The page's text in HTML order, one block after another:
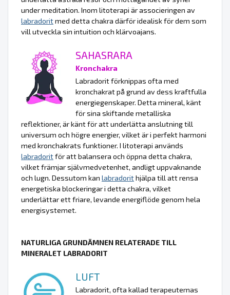
under meditation. Inom litoterapi är associeringen av
labradoritmed detta chakra därför idealisk för dem som
vill utveckla sin intuition och klärvoajans.
SAHASRARA
Kronchakra
Labradorit förknippas ofta med
kronchakrat på grund av dess kraftfulla
energiegenskaper. Detta mineral, känt
för sina skiftande metalliska
reflektioner, är känt för att underlätta anslutning till
universum och högre energier, vilket är i perfekt harmoni
med kronchakrats funktioner. I litoterapi används
labradoritför att balansera och öppna detta chakra,
vilket främjar självmedvetenhet, andligt uppvaknande
och lugn. Dessutom kan labradorithjälpa till att rensa
energetiska blockeringar i detta chakra, vilket
underlättar ett friare, levande energiflöde genom hela
energisystemet.
NATURLIGA GRUNDÄMNEN RELATERADE TILL
MINERALET LABRADORIT
LUFT
Labradorit, ofta kallad terapeuternas